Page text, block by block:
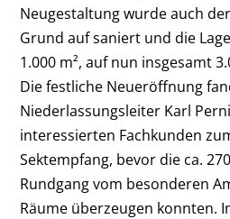
Neugestaltung wurde auch
Grund auf saniert und die
1.000 m², auf nun insgesamt
Die festliche Neueröffnung
Niederlassungsleiter Karl
interessierten Fachkunden
Sektempfang, bevor die ca.
Rundgang vom besonderen
Räume überzeugen konnten.